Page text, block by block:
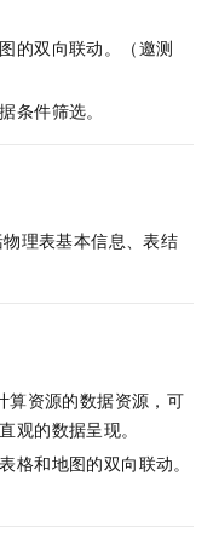
的双向联动。（邀测
条件筛选。
理表基本信息、表结
算资源的数据资源，可
观的数据呈现。
格和地图的双向联动。